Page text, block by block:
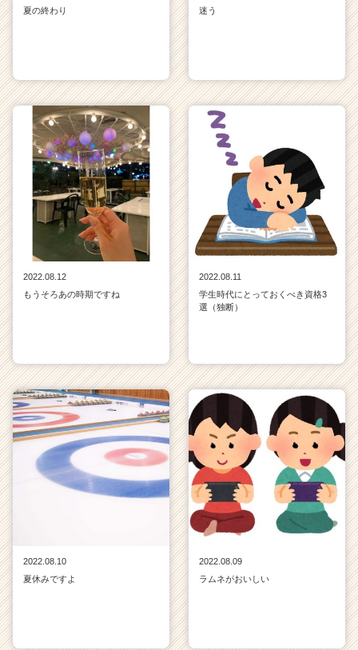
夏の終わり
迷う
2022.08.12
もうそろあの時期ですね
2022.08.11
学生時代にとっておくべき資格3
選（独断）
2022.08.10
夏休みですよ
2022.08.09
ラムネがおいしい